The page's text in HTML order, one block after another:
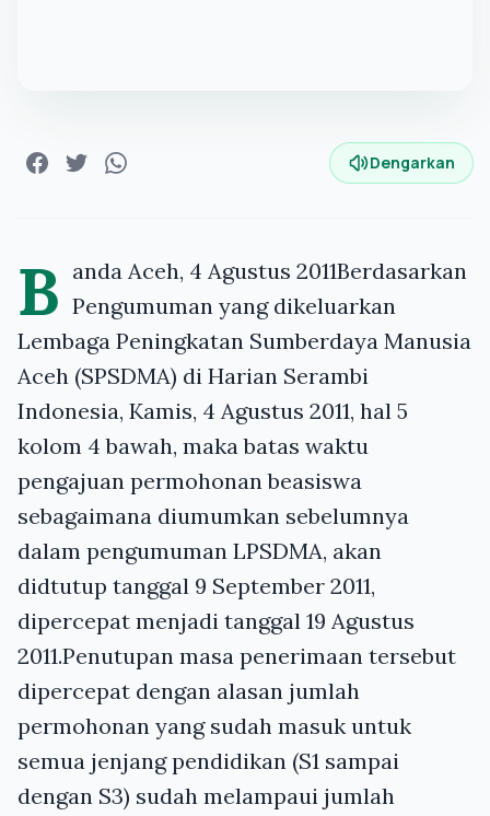
Dengarkan
B anda Aceh, 4 Agustus 2011Berdasarkan
Pengumuman yang dikeluarkan
Lembaga Peningkatan Sumberdaya Manusia
Aceh (SPSDMA) di Harian Serambi
Indonesia, Kamis, 4 Agustus 2011, hal 5
kolom 4 bawah, maka batas waktu
pengajuan permohonan beasiswa
sebagaimana diumumkan sebelumnya
dalam pengumuman LPSDMA, akan
didtutup tanggal 9 September 2011,
dipercepat menjadi tanggal 19 Agustus
2011.Penutupan masa penerimaan tersebut
dipercepat dengan alasan jumlah
permohonan yang sudah masuk untuk
semua jenjang pendidikan (S1 sampai
dengan S3) sudah melampaui jumlah